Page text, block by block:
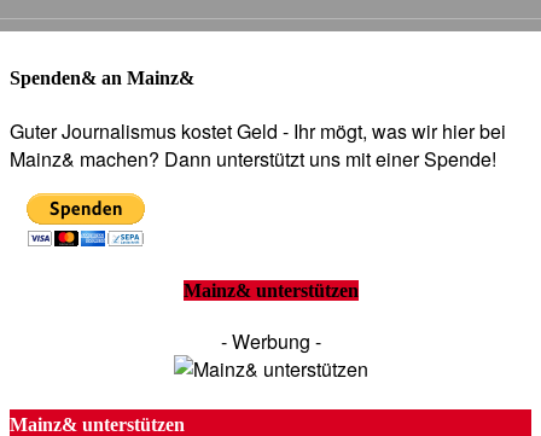
Spenden& an Mainz&
Guter Journalismus kostet Geld - Ihr mögt, was wir hier bei
Mainz& machen? Dann unterstützt uns mit einer Spende!
Mainz& unterstützen
- Werbung -
Mainz& unterstützen